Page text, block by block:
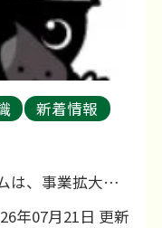
このたび田中塗装ショールームは、事業拡大に伴い、これまでの幸町から小船越町へ移転いたしました。 日頃よりご愛顧いただいている皆さまには、心より感謝申し上げます。 なお、新店舗につきましては現在改装工事を行っており、誠に申し訳ございませんが、しばらくの間ご来店いただくことができません。そのため、ホームページ等からの来店予約につきましても、一時的に受付を停止させていただいております。また、お問い合わせにつきましてはこれまでどおり対応しておりますので、お電話やホームページよりお気軽にご連絡ください。 ご不便をおかけいたしますが、より良いショールームとして皆さまをお迎えできるよう準備を進めておりますので、何卒ご理解のほどよろしくお願い申し上げます。 営業再開や詳細につきましては、改めてご案内させていただきますので、今しばらくお待ちくださいませ。
年07月21日 更新
新着情報